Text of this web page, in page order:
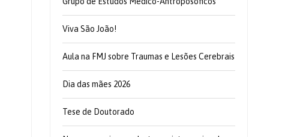
Viva São João!
Aula na FMJ sobre Traumas e Lesões Cerebrais
Dia das mães 2026
Tese de Doutorado